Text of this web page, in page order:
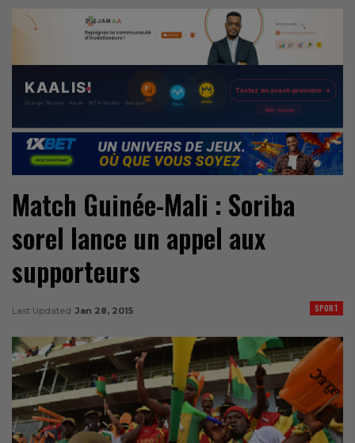
Match Guinée-Mali : Soriba
sorel lance un appel aux
supporteurs
SPORT
Last Updated Jan 28, 2015